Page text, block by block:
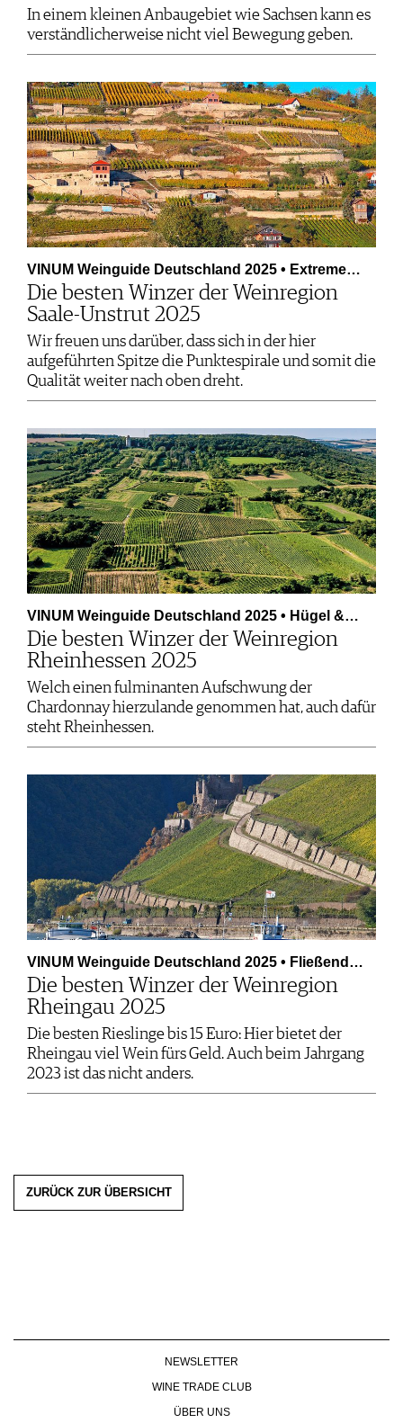
In einem kleinen Anbaugebiet wie Sachsen kann es
verständlicherweise nicht viel Bewegung geben.
VINUM Weinguide Deutschland 2025 • Extreme…
Die besten Winzer der Weinregion
Saale-Unstrut 2025
Wir freuen uns darüber, dass sich in der hier
aufgeführten Spitze die Punktespirale und somit die
Qualität weiter nach oben dreht.
VINUM Weinguide Deutschland 2025 • Hügel &…
Die besten Winzer der Weinregion
Rheinhessen 2025
Welch einen fulminanten Aufschwung der
Chardonnay hierzulande genommen hat, auch dafür
steht Rheinhessen.
VINUM Weinguide Deutschland 2025 • Fließend…
Die besten Winzer der Weinregion
Rheingau 2025
Die besten Rieslinge bis 15 Euro: Hier bietet der
Rheingau viel Wein fürs Geld. Auch beim Jahrgang
2023 ist das nicht anders.
ZURÜCK ZUR ÜBERSICHT
NEWSLETTER
WINE TRADE CLUB
ÜBER UNS